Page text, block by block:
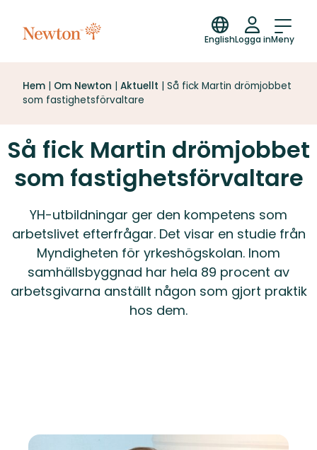
EnglishLogga inMeny
Hem | Om Newton | Aktuellt | Så fick Martin drömjobbet
som fastighetsförvaltare
Så fick Martin drömjobbet
som fastighetsförvaltare
YH-utbildningar ger den kompetens som
arbetslivet efterfrågar. Det visar en studie från
Myndigheten för yrkeshögskolan. Inom
samhällsbyggnad har hela 89 procent av
arbetsgivarna anställt någon som gjort praktik
hos dem.